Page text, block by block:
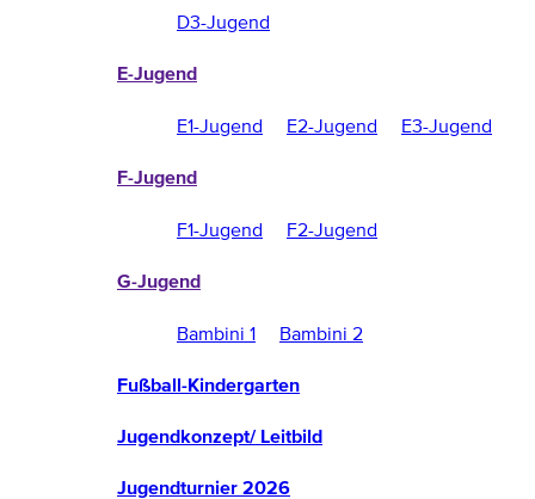
D3-Jugend
E-Jugend
E1-Jugend E2-Jugend E3-Jugend
F-Jugend
F1-Jugend F2-Jugend
G-Jugend
Bambini 1 Bambini 2
Fußball-Kindergarten
Jugendkonzept/ Leitbild
Jugendturnier 2026